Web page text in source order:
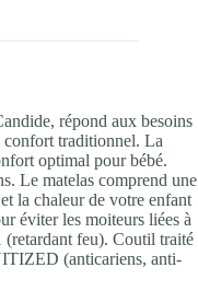
répond aux besoins
confort traditionnel. La
optimal pour bébé.
Le matelas comprend une
la chaleur de votre enfant
éviter les moiteurs liées à
feu). Coutil traité
(anticariens, anti-